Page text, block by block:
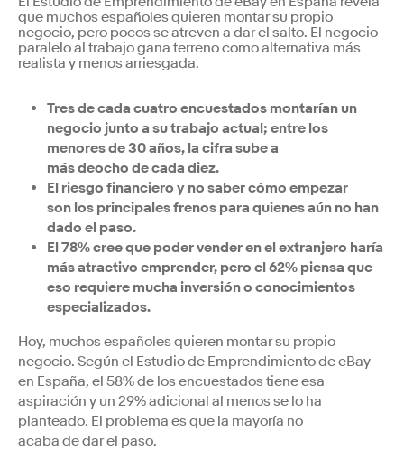
que muchos españoles quieren montar su propio
negocio, pero pocos se atreven a dar el salto. El negocio
paralelo al trabajo gana terreno como alternativa más
realista y menos arriesgada.
Tres de cada cuatro encuestados montarían un
negocio junto a su trabajo actual; entre los
menores de 30 años, la cifra sube a
más deocho de cada diez.
El riesgo financiero y no saber cómo empezar
son los principales frenos para quienes aún no han
dado el paso.
El 78% cree que poder vender en el extranjero haría
más atractivo emprender, pero el 62% piensa que
eso requiere mucha inversión o conocimientos
especializados.
Hoy, muchos españoles quieren montar su propio
negocio. Según el Estudio de Emprendimiento de eBay
en España, el 58% de los encuestados tiene esa
aspiración y un 29% adicional al menos se lo ha
planteado. El problema es que la mayoría no
acaba de dar el paso.